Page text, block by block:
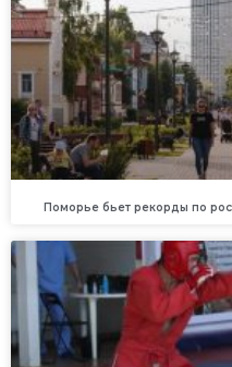
Поморье бьет рекорды по